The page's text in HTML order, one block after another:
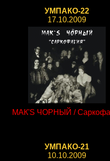
УМПАКО-22
17.10.2009
МАК'S ЧОРНЫЙ /
УМПАКО-21
10.10.2009